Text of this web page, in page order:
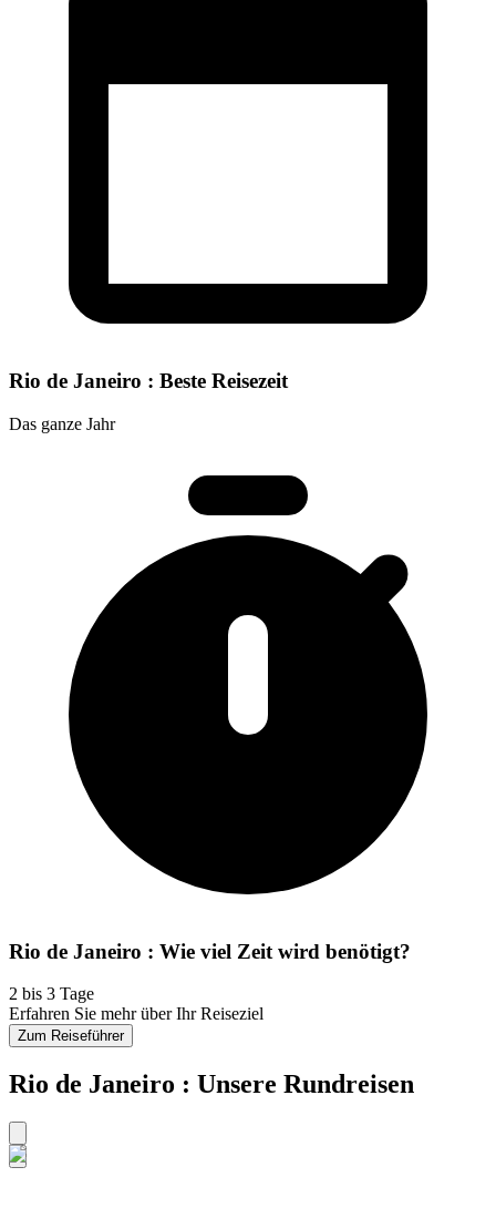
Rio de Janeiro : Beste Reisezeit
Das ganze Jahr
Rio de Janeiro : Wie viel Zeit wird benötigt?
2 bis 3 Tage
Erfahren Sie mehr über Ihr Reiseziel
Zum Reiseführer
Rio de Janeiro : Unsere Rundreisen